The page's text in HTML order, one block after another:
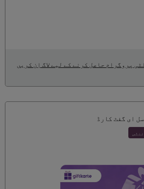
پروگرام حاصل کرنے کے لیے لاگ اِن کریں
ای گفٹ کارڈ